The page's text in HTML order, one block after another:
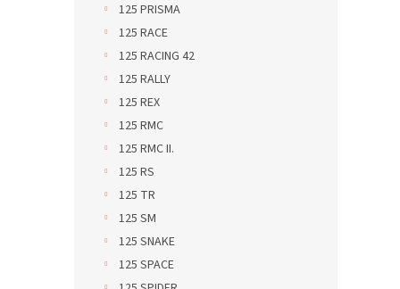
125 PRISMA
125 RACE
125 RACING 42
125 RALLY
125 REX
125 RMC
125 RMC II.
125 RS
125 TR
125 SM
125 SNAKE
125 SPACE